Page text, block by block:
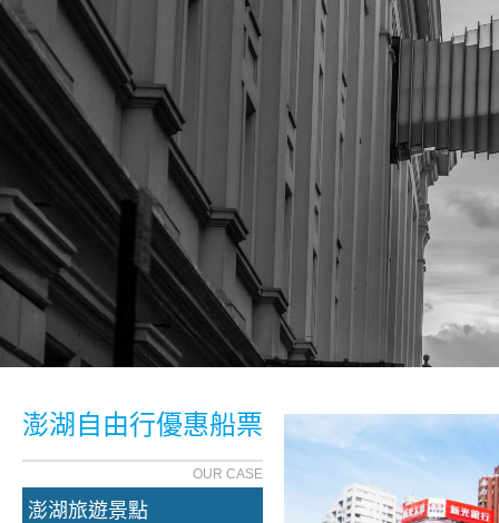
澎湖自由行優惠船票
OUR CASE
澎湖旅遊景點